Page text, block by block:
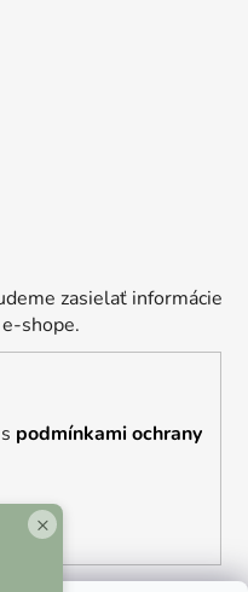
zasielať informácie
shope.
podmínkami ochrany
×